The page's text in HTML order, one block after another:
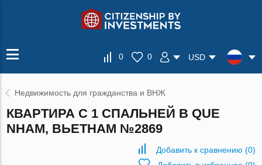
0 0 USD
Недвижимость для гражданства и ВНЖ
КВАРТИРА С 1 СПАЛЬНЕЙ В QUE
NHAM, ВЬЕТНАМ №2869
Добавить к сравнению (0)